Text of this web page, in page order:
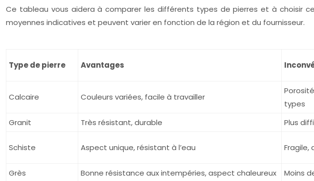
Ce tableau vous aidera à comparer les différents types de pierres et à choisir
moyennes indicatives et peuvent varier en fonction de la région et du fournisseur.
Type de pierre Avantages
Calcaire Couleurs variées, facile à travailler
types
Granit Très résistant, durable Plus
Schiste Aspect unique, résistant à l’eau Fragile,
Grès
Bonne résistance aux intempéries, aspect chaleureux Moins